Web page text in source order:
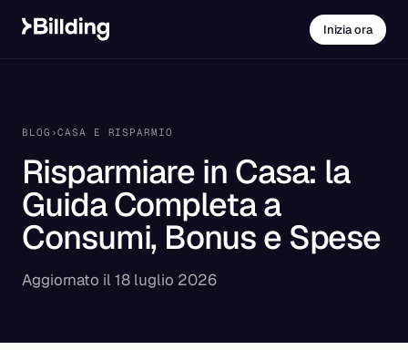
Inizia ora
BLOG ›CASA E RISPARMIO
Risparmiare in Casa: la
Guida Completa a
Consumi, Bonus e Spese
Aggiornato il 18 luglio 2026